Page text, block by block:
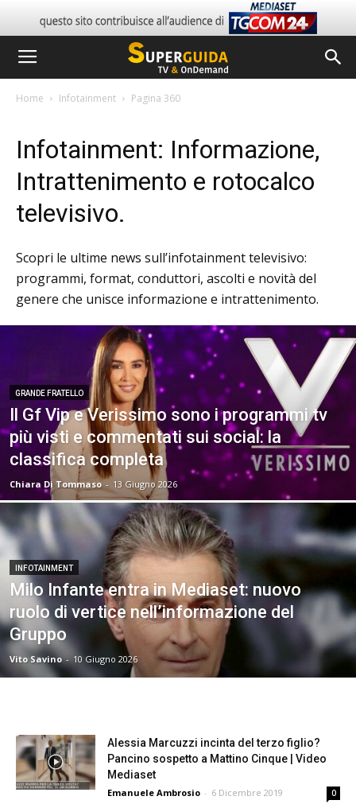
Home Infotainment Pagina 360
Infotainment: Informazione,
Intrattenimento e rotocalco
televisivo.
Scopri le ultime news sull’infotainment televisivo:
programmi, format, conduttori, ascolti e novità del
genere che unisce informazione e intrattenimento.
GRANDE FRATELLO
Il Gf Vip e Verissimo sono i programmi tv
più visti e commentati sui social: la
classifica completa
Chiara Di Tommaso - 13 Giugno 2026
INFOTAINMENT
Milo Infante entra in Mediaset: nuovo
ruolo di vertice nell’informazione del
Gruppo
Vito Savino - 10 Giugno 2026
Alessia Marcuzzi incinta del terzo figlio?
Pancino sospetto a Mattino Cinque | Video
Mediaset
Emanuele Ambrosio - 6 Dicembre 2019 0